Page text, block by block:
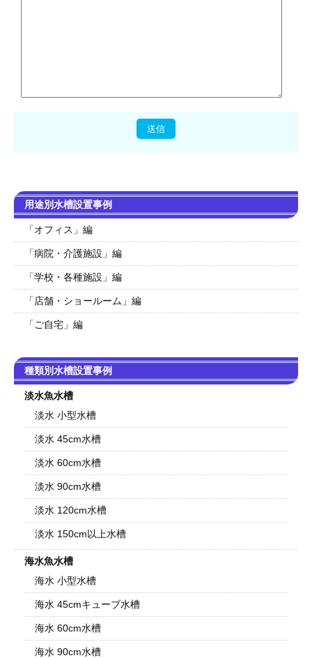
用途別水槽設置事例
「オフィス」編
「病院・介護施設」編
「学校・各種施設」編
「店舗・ショールーム」編
「ご自宅」編
種類別水槽設置事例
淡水魚水槽
淡水 小型水槽
淡水 45cm水槽
淡水 60cm水槽
淡水 90cm水槽
淡水 120cm水槽
淡水 150cm以上水槽
海水魚水槽
海水 小型水槽
海水 45cmキューブ水槽
海水 60cm水槽
海水 90cm水槽